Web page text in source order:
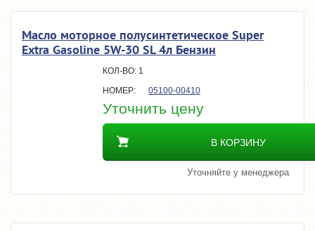
Масло моторное полусинтетическое Super
Extra Gasoline 5W-30 SL 4л Бензин
1
05100-00410
Уточнить цену
В КОРЗИНУ
Уточняйте у менеджера